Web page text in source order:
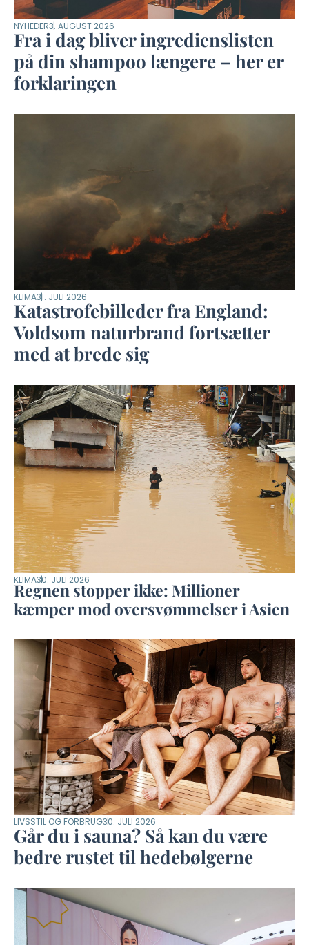
NYHEDER3. AUGUST 2026
Fra i dag bliver ingredienslisten
på din shampoo længere – her er
forklaringen
KLIMA31. JULI 2026
Katastrofebilleder fra England:
Voldsom naturbrand fortsætter
med at brede sig
KLIMA30. JULI 2026
Regnen stopper ikke: Millioner
kæmper mod oversvømmelser i Asien
LIVSSTIL OG FORBRUG30. JULI 2026
Går du i sauna? Så kan du være
bedre rustet til hedebølgerne